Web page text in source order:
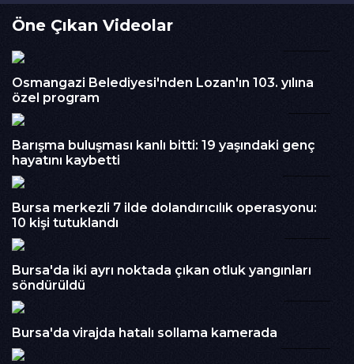
ekipleri aranan şahısların yakalanmasına yönelik operasyon
gerçekleştirdi.Operasyonda, hakkında 18 yıl 9 ay kesinleşmiş
hapis cezası ve 182 bin 500 TL adli para cezası bulunan Ü.Ö.
gözaltına alındı.Emniyetteki işlemlerinin ardından adliyeye
ceza infaz kurumuna teslim edildi. Olayla ilgili işlemlerin
tamamlandığı bildirildi.
İzlenme : 261
Kategori : Haber
Embed Kodu :
Öne Çıkan Videolar
Osmangazi Belediyesi'nden Lozan'ın 103. yılına
özel program
Barışma buluşması kanlı bitti: 19 yaşındaki genç
hayatını kaybetti
Bursa merkezli 7 ilde dolandırıcılık operasyonu:
10 kişi tutuklandı
Bursa'da iki ayrı noktada çıkan otluk yangınları
söndürüldü
Bursa'da virajda hatalı sollama kamerada